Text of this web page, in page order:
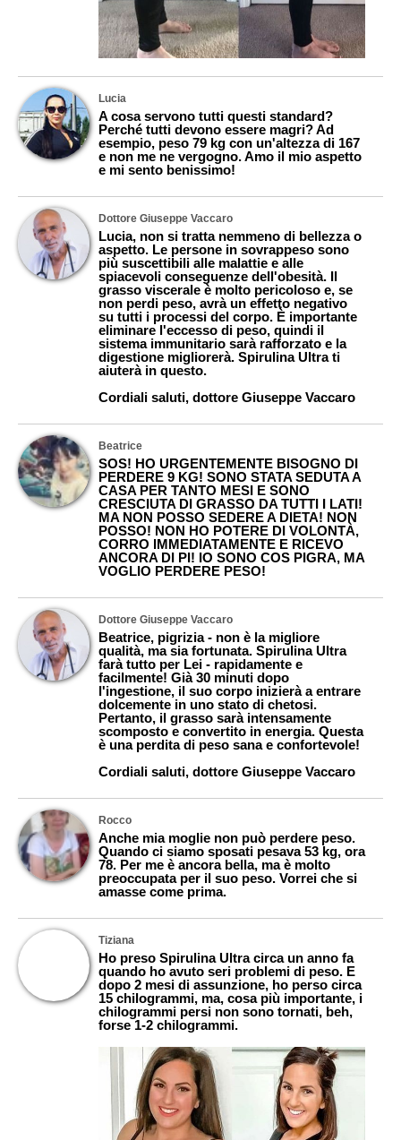
Lucia
A cosa servono tutti questi standard?
Perché tutti devono essere magri? Ad
esempio, peso 79 kg con un'altezza di 167
e non me ne vergogno. Amo il mio aspetto
e mi sento benissimo!
Dottore Giuseppe Vaccaro
Lucia, non si tratta nemmeno di bellezza o
aspetto. Le persone in sovrappeso sono
più suscettibili alle malattie e alle
spiacevoli conseguenze dell'obesità. Il
grasso viscerale è molto pericoloso e, se
non perdi peso, avrà un effetto negativo
su tutti i processi del corpo. È importante
eliminare l'eccesso di peso, quindi il
sistema immunitario sarà rafforzato e la
digestione migliorerà. Spirulina Ultra ti
aiuterà in questo.
Cordiali saluti, dottore Giuseppe Vaccaro
Beatrice
SOS! HO URGENTEMENTE BISOGNO DI
PERDERE 9 KG! SONO STATA SEDUTA A
CASA PER TANTO MESI E SONO
CRESCIUTA DI GRASSO DA TUTTI I LATI!
MA NON POSSO SEDERE A DIETA! NON
POSSO! NON HO POTERE DI VOLONTÀ,
CORRO IMMEDIATAMENTE E RICEVO
ANCORA DI PI! IO SONO COS PIGRA, MA
VOGLIO PERDERE PESO!
Dottore Giuseppe Vaccaro
Beatrice, pigrizia - non è la migliore
qualità, ma sia fortunata. Spirulina Ultra
farà tutto per Lei - rapidamente e
facilmente! Già 30 minuti dopo
l'ingestione, il suo corpo inizierà a entrare
dolcemente in uno stato di chetosi.
Pertanto, il grasso sarà intensamente
scomposto e convertito in energia. Questa
è una perdita di peso sana e confortevole!
Cordiali saluti, dottore Giuseppe Vaccaro
Rocco
Anche mia moglie non può perdere peso.
Quando ci siamo sposati pesava 53 kg, ora
78. Per me è ancora bella, ma è molto
preoccupata per il suo peso. Vorrei che si
amasse come prima.
Tiziana
Ho preso Spirulina Ultra circa un anno fa
quando ho avuto seri problemi di peso. E
dopo 2 mesi di assunzione, ho perso circa
15 chilogrammi, ma, cosa più importante, i
chilogrammi persi non sono tornati, beh,
forse 1-2 chilogrammi.